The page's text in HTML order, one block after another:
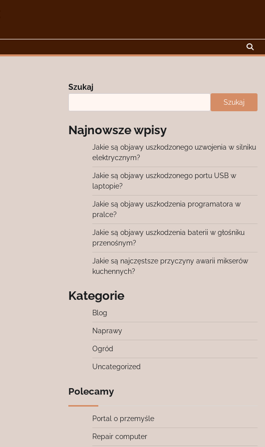
Szukaj
Szukaj
Najnowsze wpisy
Jakie są objawy uszkodzonego uzwojenia w silniku
elektrycznym?
Jakie są objawy uszkodzonego portu USB w
laptopie?
Jakie są objawy uszkodzenia programatora w
pralce?
Jakie są objawy uszkodzenia baterii w głośniku
przenośnym?
Jakie są najczęstsze przyczyny awarii mikserów
kuchennych?
Kategorie
Blog
Naprawy
Ogród
Uncategorized
Polecamy
Portal o przemyśle
Repair computer